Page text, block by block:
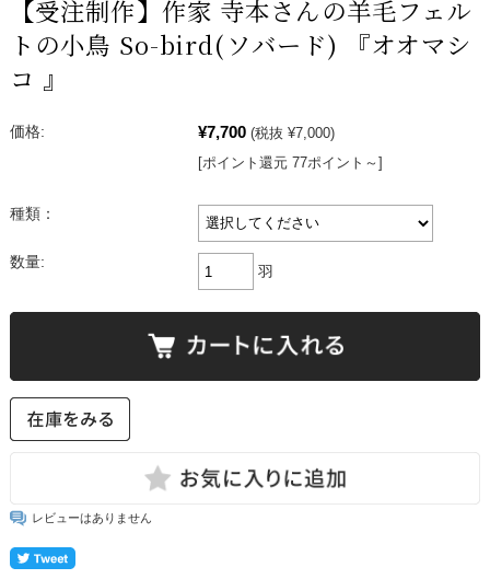
【受注制作】作家 寺本さんの羊毛フェル
トの小鳥 So-bird(ソバード) 『オオマシ
コ 』
価格: ¥7,700 (税抜 ¥7,000)
[ポイント還元 77ポイント～]
種類：
数量:
羽
レビューはありません